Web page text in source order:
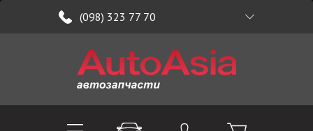
(098) 323 77 70